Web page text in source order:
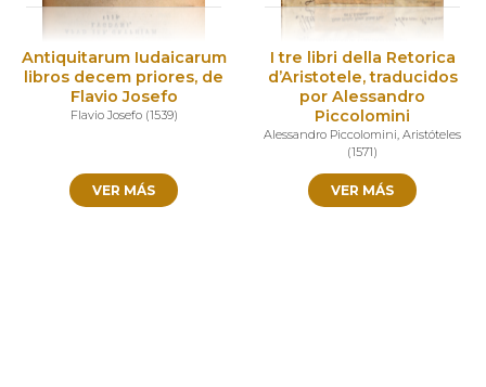
Antiquitarum Iudaicarum
libros decem priores, de
Flavio Josefo
Flavio Josefo(1539)
VER MÁS
I tre libri della Retorica
d’Aristotele, traducidos
por Alessandro
Piccolomini
Alessandro Piccolomini, Aristóteles
(1571)
VER MÁS